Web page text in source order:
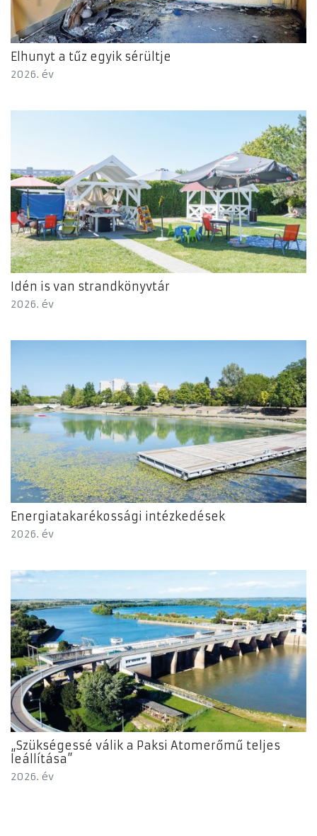
Elhunyt a tűz egyik sérültje
2026. év
Idén is van strandkönyvtár
2026. év
Energiatakarékossági intézkedések
2026. év
„Szükségessé válik a Paksi Atomerőmű teljes
leállítása”
2026. év